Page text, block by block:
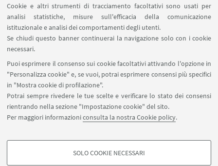
Cookie e altri strumenti di tracciamento facoltativi sono usati per
analisi statistiche, misure sull'efficacia della comunicazione
istituzionale e analisi dei comportamenti degli utenti.
Se chiudi questo banner continuerai la navigazione solo con i cookie
necessari.
Puoi esprimere il consenso sui cookie facoltativi attivando l'opzione in
"Personalizza cookie" e, se vuoi, potrai esprimere consensi più specifici
in "Mostra cookie di profilazione".
Potrai sempre rivedere le tue scelte e verificare lo stato dei consensi
rientrando nella sezione "Impostazione cookie" del sito.
Per maggiori informazioniconsulta la nostra Cookie policy.
COOKIE DI PROFILAZIONE - FACOLTATIVI
SOLO COOKIE NECESSARI
19 MARZO2020
SEMINARI
Prospettive di lavoro dentro l’accademia e
Pranzini
on line (piattaforma Teams)
Precedenti
1 ... 7 8 9 10